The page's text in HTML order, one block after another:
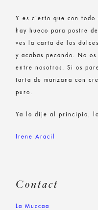
Y es cierto que con todo
hay hueco para postre
ves la carta de los
y acabas pecando. No
entre nosotros. Si os
tarta de manzana con
puro.
Ya lo dije al principio,
Irene Aracil
Contact
La Muccaa